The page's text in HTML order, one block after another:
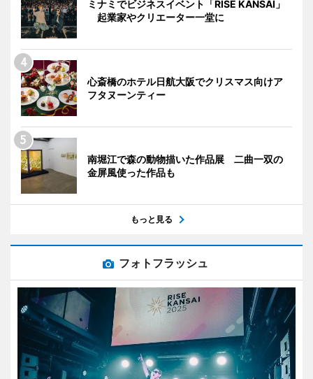
ミナミでビジネスイベント「RISE KANSAI」
起業家やクリエーター一堂に
心斎橋のホテル日航大阪でクリスマス向けア
フタヌーンティー
南堀江で森の動物描いた作品展 二曲一双の
金屏風使った作品も
もっと見る
フォトフラッシュ